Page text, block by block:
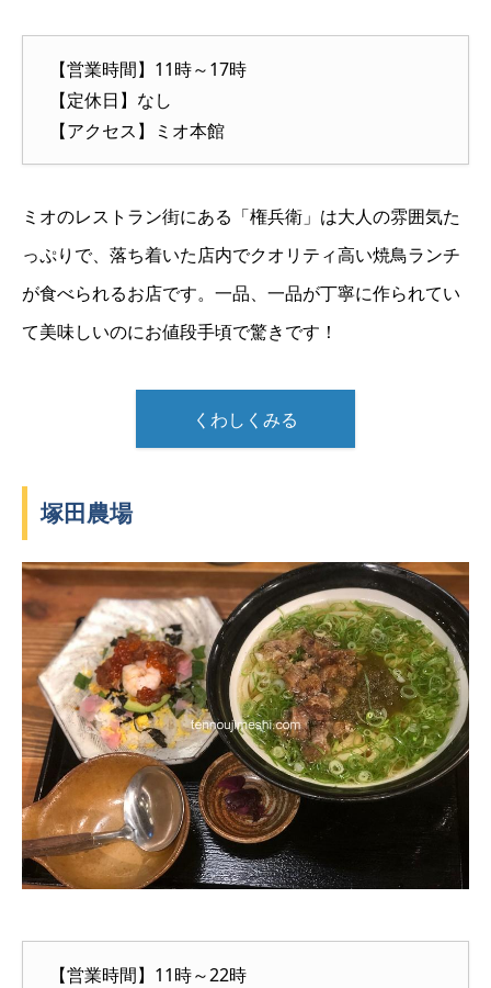
【営業時間】11時～17時
【定休日】なし
【アクセス】ミオ本館
ミオのレストラン街にある「権兵衛」は大人の雰囲気た
っぷりで、落ち着いた店内でクオリティ高い焼鳥ランチ
が食べられるお店です。一品、一品が丁寧に作られてい
て美味しいのにお値段手頃で驚きです！
くわしくみる
塚田農場
【営業時間】11時～22時